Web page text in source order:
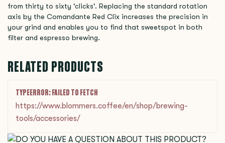
from thirty to sixty 'clicks'. Replacing the standard rotation
axis by the Comandante Red Clix increases the precision in
your grind and enables you to find that sweetspot in both
filter and espresso brewing.
RELATED PRODUCTS
TYPEERROR: FAILED TO FETCH
https://www.blommers.coffee/en/shop/brewing-
tools/accessories/